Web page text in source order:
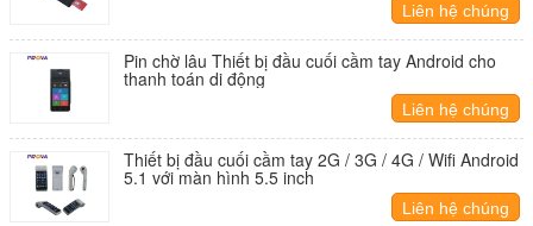
Liên hệ chúng
tôi
Pin chờ lâu Thiết bị đầu cuối cầm tay Android cho
thanh toán di động
Liên hệ chúng
tôi
Thiết bị đầu cuối cầm tay 2G / 3G / 4G / Wifi Android
5.1 với màn hình 5.5 inch
Liên hệ chúng